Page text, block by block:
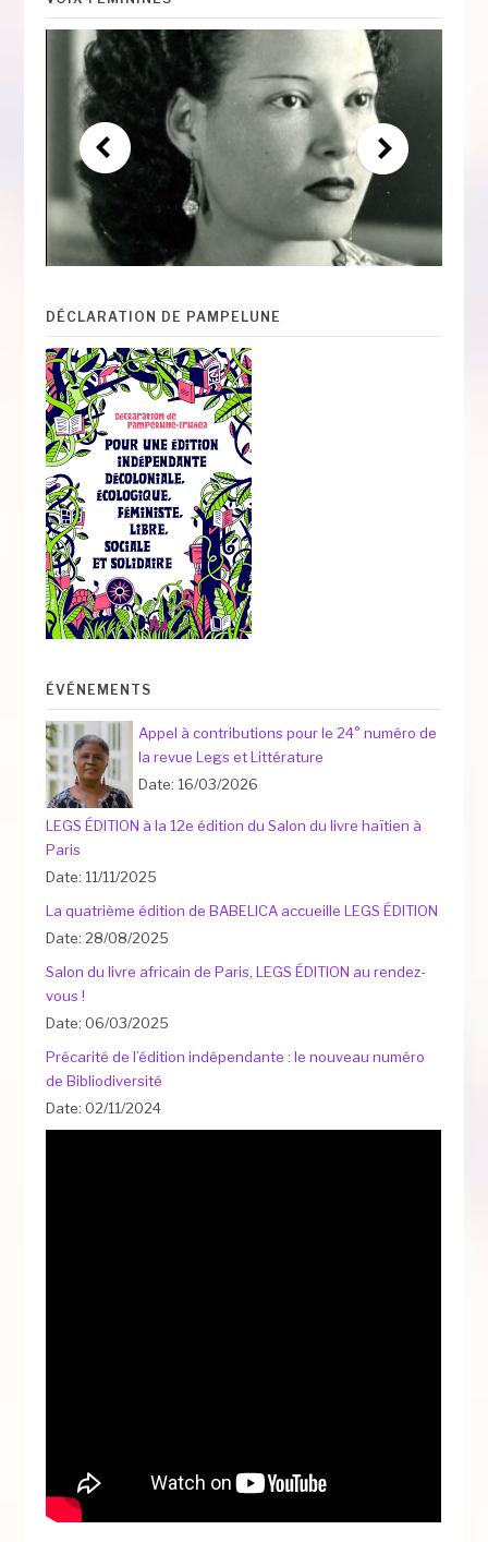
DÉCLARATION DE PAMPELUNE
ÉVÉNEMENTS
Appel à contributions pour le 24° numéro de
la revue Legs et Littérature
Date: 16/03/2026
LEGS ÉDITION à la 12e édition du Salon du livre haïtien à
Paris
Date: 11/11/2025
La quatrième édition de BABELICA accueille LEGS ÉDITION
Date: 28/08/2025
Salon du livre africain de Paris, LEGS ÉDITION au rendez-
vous !
Date: 06/03/2025
Précarité de l’édition indépendante : le nouveau numéro
de Bibliodiversité
Date: 02/11/2024